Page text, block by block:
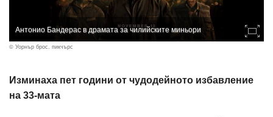
Антонио Бандерас в драмата за чилийските миньори
© Уорнър брос. пикчърс
Изминаха пет години от чудодейното избавление
на 33-мата